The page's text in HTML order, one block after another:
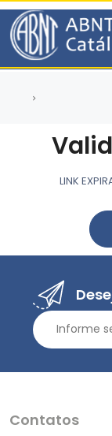
LINK
Contatos